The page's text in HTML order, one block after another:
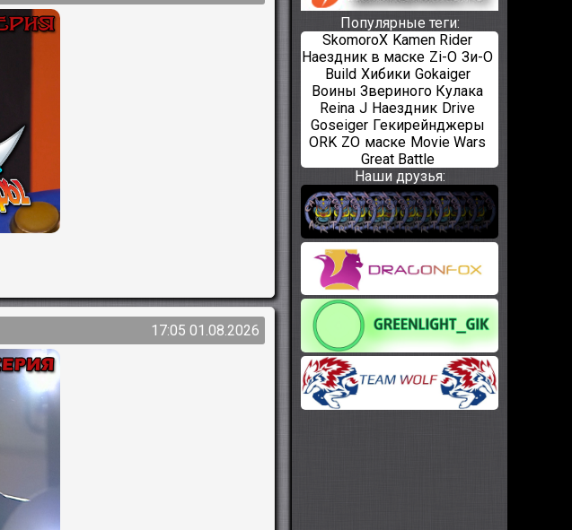
17:05 01.08.2026
Популярные теги:
SkomoroX Kamen Rider
Наездник в маске Zi-O Зи-О
Build Хибики Gokaiger
Воины Звериного Кулака
Reina J Наездник Drive
Goseiger Гекирейнджеры
ORK ZO маске Movie Wars
Great Battle
Наши друзья: